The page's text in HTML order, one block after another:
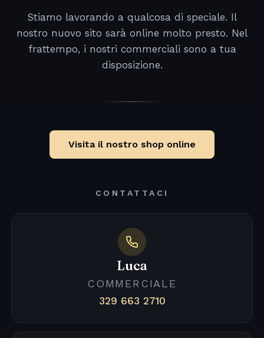
Stiamo lavorando a qualcosa di speciale. Il
nostro nuovo sito sarà online molto presto. Nel
frattempo, i nostri commerciali sono a tua
disposizione.
Visita il nostro shop online
CONTATTACI
Luca
COMMERCIALE
329 663 2710